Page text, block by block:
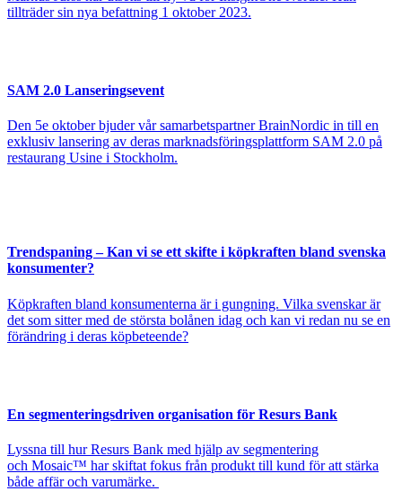
tillträder sin nya befattning 1 oktober 2023.
SAM 2.0 Lanseringsevent
Den 5e oktober bjuder vår samarbetspartner BrainNordic in till en
exklusiv lansering av deras marknadsföringsplattform SAM 2.0 på
restaurang Usine i Stockholm.
Trendspaning – Kan vi se ett skifte i köpkraften bland svenska
konsumenter?
Köpkraften bland konsumenterna är i gungning. Vilka svenskar är
det som sitter med de största bolånen idag och kan vi redan nu se en
förändring i deras köpbeteende?
En segmenteringsdriven organisation för Resurs Bank
Lyssna till hur Resurs Bank med hjälp av segmentering
och Mosaic™ har skiftat fokus från produkt till kund för att stärka
både affär och varumärke.